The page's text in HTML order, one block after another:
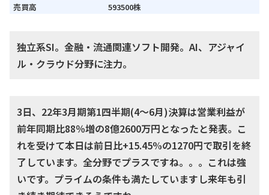
売買高
593500株
独立系SI。金融・流通関連ソフト開発。AI、アジャイ
ル・クラウド分野に注力。
3日、22年3月期第1四半期(4～6月)決算は営業利益が
前年同期比88％増の8億2600万円となったと発表。こ
れを受けて本日は前日比+15.45%の1270円で取引を終
了しています。全分野でプラスですね。。。これは強
いです。プライムの条件も満たしていますし来年も引